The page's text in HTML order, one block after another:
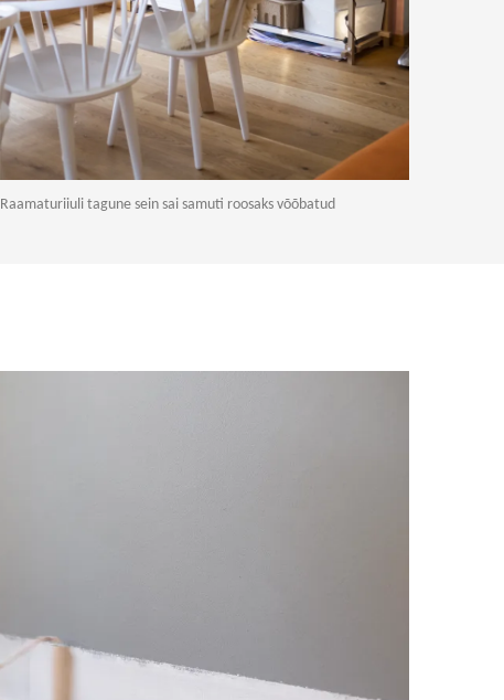
Raamaturiiuli tagune sein sai samuti roosaks võõbatud